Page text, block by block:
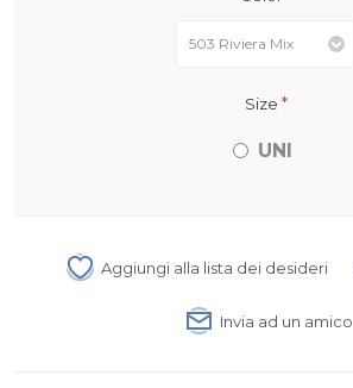
Size *
UNI
Aggiungi alla lista dei desideri
Invia ad un amico